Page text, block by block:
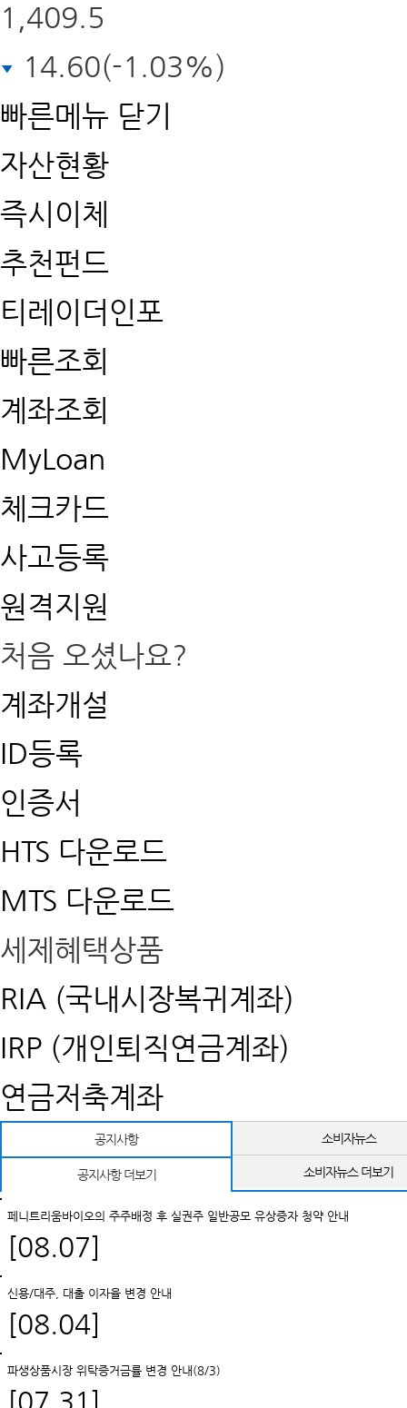
1,409.5
14.60(-1.03%)
빠른메뉴 닫기
자산현황
즉시이체
추천펀드
티레이더인포
빠른조회
계좌조회
MyLoan
체크카드
사고등록
원격지원
처음 오셨나요?
계좌개설
ID등록
인증서
HTS 다운로드
MTS 다운로드
세제혜택상품
RIA (국내시장복귀계좌)
IRP (개인퇴직연금계좌)
연금저축계좌
공지사항
공지사항 더보기
소비자뉴스
소비자뉴스 더보기
페니트리움바이오의 주주배정 후 실권주 일반공모 유상증자 청약 안내
[08.07]
신용/대주, 대출 이자율 변경 안내
[08.04]
파생상품시장 위탁증거금률 변경 안내(8/3)
[07.31]